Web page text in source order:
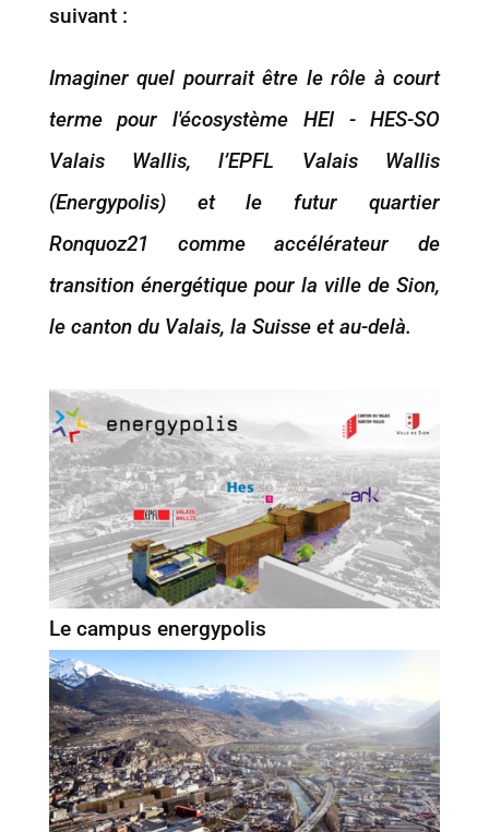
suivant :
Imaginer quel pourrait être le rôle à court
terme pour l'écosystème HEI - HES-SO
Valais Wallis, l’EPFL Valais Wallis
(Energypolis) et le futur quartier
Ronquoz21 comme accélérateur de
transition énergétique pour la ville de Sion,
le canton du Valais, la Suisse et au-delà.
Le campus energypolis